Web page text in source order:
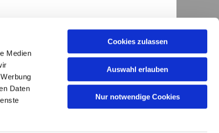
Medien
Daten
Cookies zulassen
Auswahl erlauben
Nur notwendige Cookies
GKG.Diepholz@evlka.de